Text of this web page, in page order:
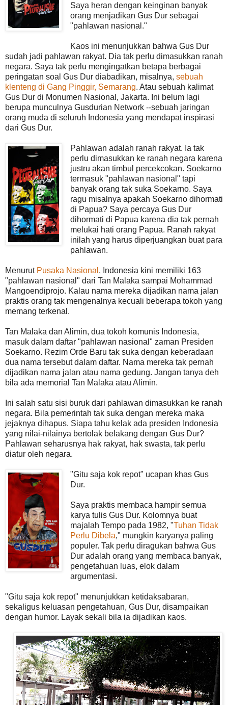
Saya heran dengan keinginan banyak
orang menjadikan Gus Dur sebagai
"pahlawan nasional."
Kaos ini menunjukkan bahwa Gus Dur
sudah jadi pahlawan rakyat. Dia tak perlu dimasukkan ranah
negara. Saya tak perlu mengingatkan betapa berbagai
peringatan soal Gus Dur diabadikan, misalnya, sebuah
klenteng di Gang Pinggir, Semarang. Atau sebuah kalimat
Gus Dur di Monumen Nasional, Jakarta. Ini belum lagi
berupa munculnya Gusdurian Network --sebuah jaringan
orang muda di seluruh Indonesia yang mendapat inspirasi
dari Gus Dur.
Pahlawan adalah ranah rakyat. Ia tak
perlu dimasukkan ke ranah negara karena
justru akan timbul percekcokan. Soekarno
termasuk "pahlawan nasional" tapi
banyak orang tak suka Soekarno. Saya
ragu misalnya apakah Soekarno dihormati
di Papua? Saya percaya Gus Dur
dihormati di Papua karena dia tak pernah
melukai hati orang Papua. Ranah rakyat
inilah yang harus diperjuangkan buat para
pahlawan.
Menurut Pusaka Nasional , Indonesia kini memiliki 163
"pahlawan nasional" dari Tan Malaka sampai Mohammad
Mangoendiprojo. Kalau nama mereka dijadikan nama jalan
praktis orang tak mengenalnya kecuali beberapa tokoh yang
memang terkenal.
Tan Malaka dan Alimin, dua tokoh komunis Indonesia,
masuk dalam daftar "pahlawan nasional" zaman Presiden
Soekarno. Rezim Orde Baru tak suka dengan keberadaan
dua nama tersebut dalam daftar. Nama mereka tak pernah
dijadikan nama jalan atau nama gedung. Jangan tanya deh
bila ada memorial Tan Malaka atau Alimin.
Ini salah satu sisi buruk dari pahlawan dimasukkan ke ranah
negara. Bila pemerintah tak suka dengan mereka maka
jejaknya dihapus. Siapa tahu kelak ada presiden Indonesia
yang nilai-nilainya bertolak belakang dengan Gus Dur?
Pahlawan seharusnya hak rakyat, hak swasta, tak perlu
diatur oleh negara.
"Gitu saja kok repot" ucapan khas Gus
Dur.
Saya praktis membaca hampir semua
karya tulis Gus Dur. Kolomnya buat
majalah Tempo pada 1982, "Tuhan Tidak
Perlu Dibela," mungkin karyanya paling
populer. Tak perlu diragukan bahwa Gus
Dur adalah orang yang membaca banyak,
pengetahuan luas, elok dalam
argumentasi.
"Gitu saja kok repot" menunjukkan ketidaksabaran,
sekaligus keluasan pengetahuan, Gus Dur, disampaikan
dengan humor. Layak sekali bila ia dijadikan kaos.